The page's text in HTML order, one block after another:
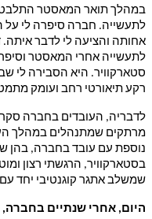
במהלך תואר המאסטר
לתעשייה. חברה סיפרה לי
אחותה והציעה לי לדבר
לתעשייה אחרי המאסטר
סטארקוויר. היא הסבירה לי
רקע תיאורטי רחב ועומק
לדבריה, העובדים בחברה
מרתקים שמתנהלים במהלך
נוספת עם עובד בחברה, בהן
בסטארקוויר, הרגשתי רצון
שמשלב אתגר קוגנטיבי יחד
היום, אחרי שנתיים בחברה,